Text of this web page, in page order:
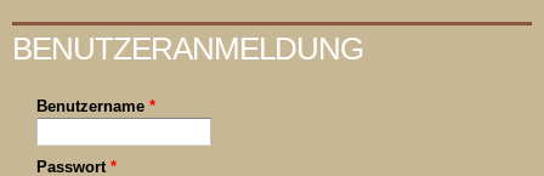
BENUTZERANMELDUNG
Benutzername *
Passwort *